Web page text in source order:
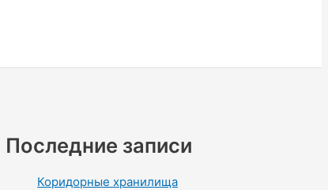
Последние записи
Коридорные хранилища